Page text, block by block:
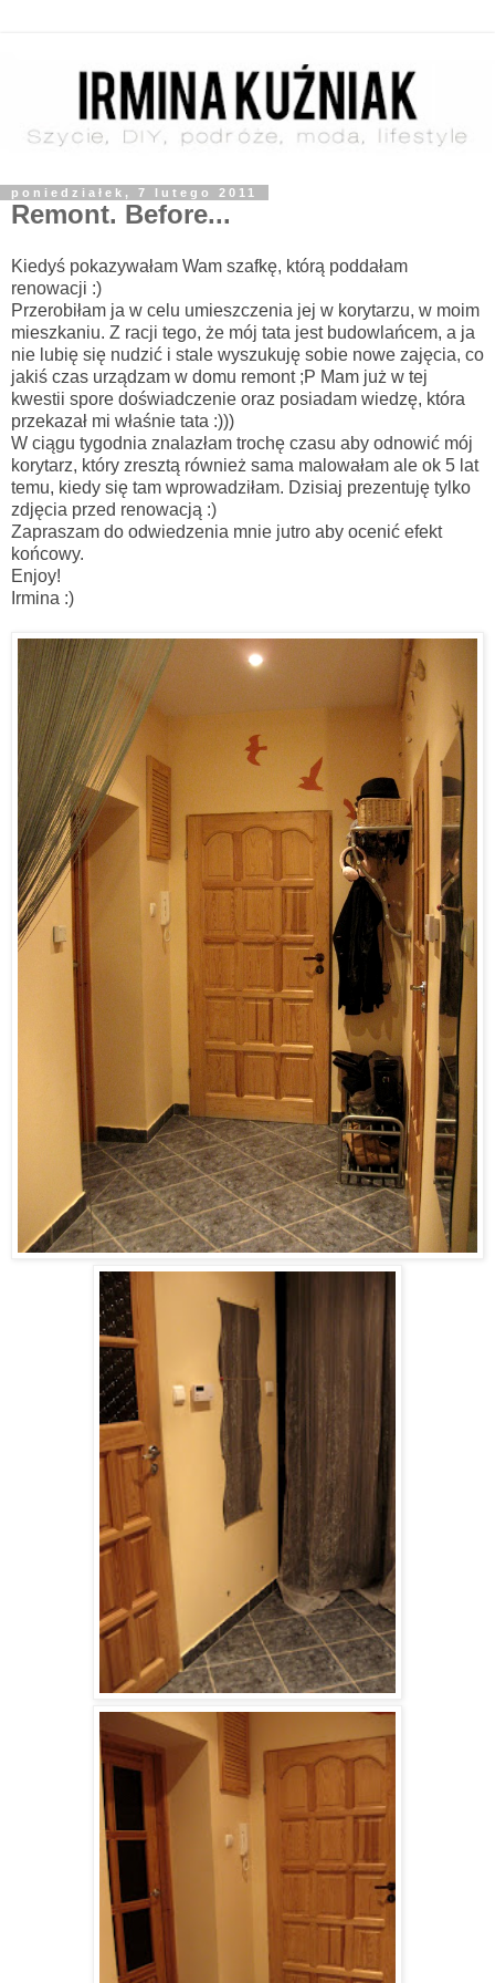
poniedziałek, 7 lutego 2011
Remont. Before...
Kiedyś pokazywałam Wam szafkę, którą poddałam
renowacji :)
Przerobiłam ja w celu umieszczenia jej w korytarzu, w moim
mieszkaniu. Z racji tego, że mój tata jest budowlańcem, a ja
nie lubię się nudzić i stale wyszukuję sobie nowe zajęcia, co
jakiś czas urządzam w domu remont ;P Mam już w tej
kwestii spore doświadczenie oraz posiadam wiedzę, która
przekazał mi właśnie tata :)))
W ciągu tygodnia znalazłam trochę czasu aby odnowić mój
korytarz, który zresztą również sama malowałam ale ok 5 lat
temu, kiedy się tam wprowadziłam. Dzisiaj prezentuję tylko
zdjęcia przed renowacją :)
Zapraszam do odwiedzenia mnie jutro aby ocenić efekt
końcowy.
Enjoy!
Irmina :)